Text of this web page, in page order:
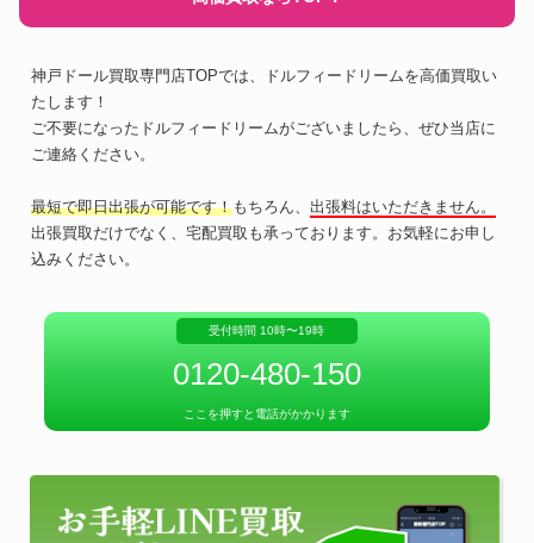
神戸ドール買取専門店TOPでは、ドルフィードリームを高価買取い
たします！
ご不要になったドルフィードリームがございましたら、ぜひ当店に
ご連絡ください。
最短で即日出張が可能です！もちろん、 出張料はいただきません。
出張買取だけでなく、宅配買取も承っております。お気軽にお申し
込みください。
受付時間 10時〜19時
0120-480-150
ここを押すと電話がかかります